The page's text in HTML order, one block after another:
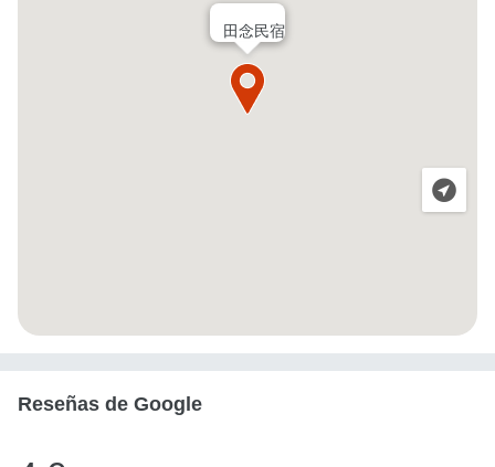
田念民宿
Reseñas de Google